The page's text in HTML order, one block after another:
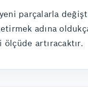
parçalarla
adına
artıracaktır.